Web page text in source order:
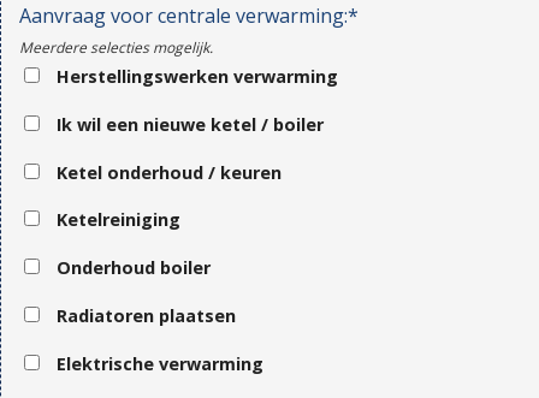
Aanvraag voor centrale verwarming:*
Meerdere selecties mogelijk.
Herstellingswerken verwarming
Ik wil een nieuwe ketel / boiler
Ketel onderhoud / keuren
Ketelreiniging
Onderhoud boiler
Radiatoren plaatsen
Elektrische verwarming